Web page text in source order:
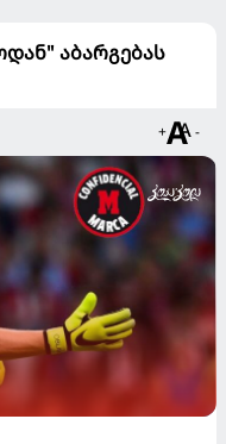
აბარგებას
+ -